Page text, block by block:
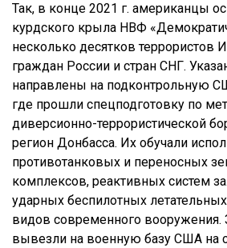
Так, в конце 2021 г. американцы
курдского крыла НВФ
несколько десятков террористов
граждан России и стран СНГ.
направлены на подконтрольную
где прошли спецподготовку по
диверсионно-террористической
регион Донбасса. Их обучали
противотанковых и переносных
комплексов, реактивных систем
ударных беспилотных
видов современного вооружения.
вывезли на военную базу США на